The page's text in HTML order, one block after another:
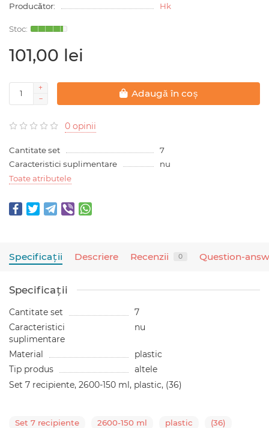
Producător:
Hk
101,00 lei
Adaugă în coș
0 opinii
Cantitate set
7
Caracteristici suplimentare
nu
Toate atributele
Specificaţii Descriere Recenzii 0 Question-
Specificaţii
Cantitate set
7
Caracteristici
suplimentare
nu
Material
plastic
Tip produs
altele
Set 7 recipiente, 2600-150 ml, plastic, (36)
Set 7 recipiente 2600-150 ml plastic (36)